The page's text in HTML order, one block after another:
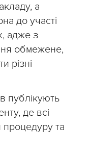
а
до участі
адже з
обмежене,
різні
публікують
де всі
та